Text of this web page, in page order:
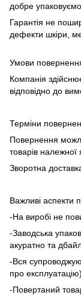
добре упаковуємо.
Гарантія не
дефекти шкіри,
Умови
Компанія
відповідно до
Терміни
Повернення
товарів належної
Зворотна
Важливі аспекти
-На виробі не
-Заводська
акуратно та
-Вся
про
-Повертаний